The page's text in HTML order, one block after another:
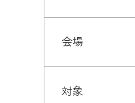
会場
対象